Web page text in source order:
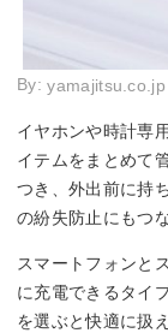
By:yamajitsu.co.jp
イヤホンや時計専
イテムをまとめて
つき、外出前に持
の紛失防止にもつ
スマートフォンと
に充電できるタイ
を選ぶと快適に扱